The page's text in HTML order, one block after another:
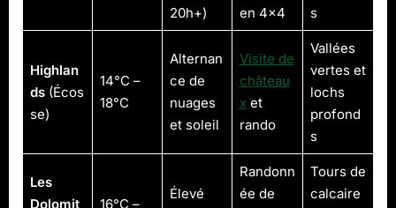
20h+)
en 4×4
s
Highlan
ds(Écos
se)
14°C –
18°C
Alternan
ce de
nuages
et soleil
Visite de
château
x et
rando
Vallées
vertes et
lochs
profond
s
Les
Dolomit
16°C –
Élevé
Randonn
ée de
Tours de
calcaire